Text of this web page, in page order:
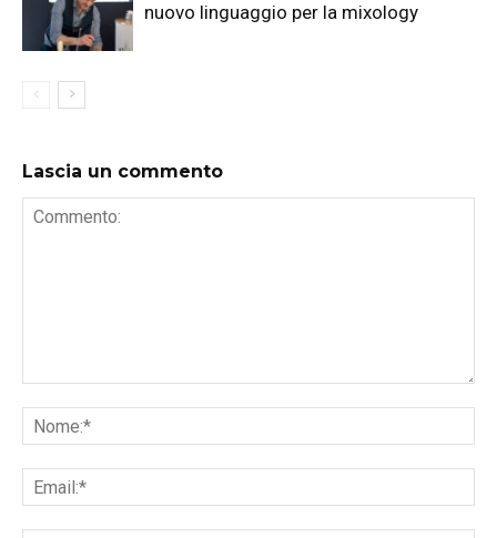
nuovo linguaggio per la mixology
Lascia un commento